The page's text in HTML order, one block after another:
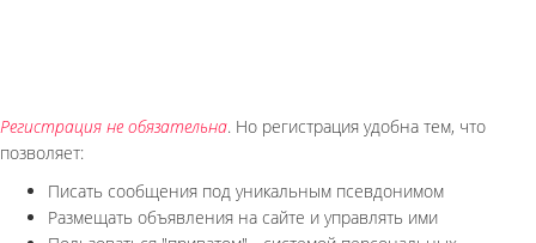
Регистрация не обязательна. Но регистрация удобна тем, что
позволяет:
Писать сообщения под уникальным псевдонимом
Размещать объявления на сайте и управлять ими